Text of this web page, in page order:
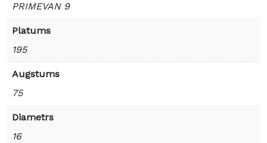
PRIMEVAN 9
Platums
195
Augstums
75
Diametrs
16